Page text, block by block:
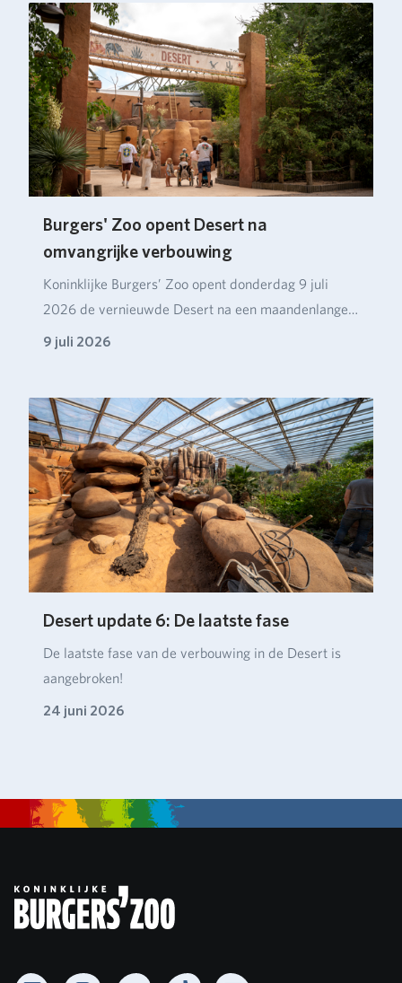
Burgers' Zoo opent Desert na
omvangrijke verbouwing
Koninklijke Burgers’ Zoo opent donderdag 9 juli
2026 de vernieuwde Desert na een maandenlange
verbou…
9 juli 2026
Desert update 6: De laatste fase
De laatste fase van de verbouwing in de Desert is
aangebroken!
24 juni 2026